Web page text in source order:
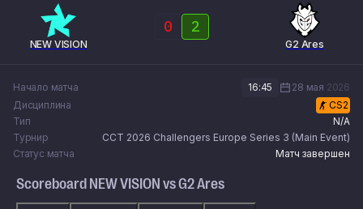
NEW VISION
0 2
G2 Ares
Начало матча 16:45 28 мая 2026
Дисциплина
CS2
Тип
N/A
Турнир
CCT 2026 Challengers Europe Series 3 (Main Event)
Статус матча
Матч завершен
Scoreboard NEW VISION vsG2 Ares